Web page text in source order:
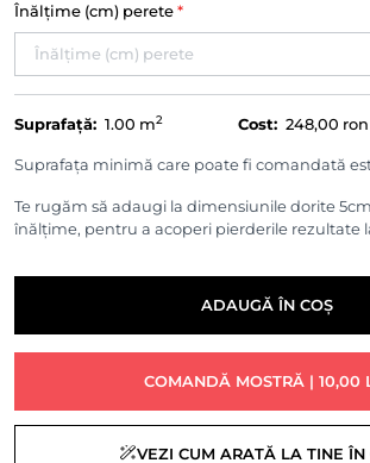
Înălțime (cm) perete *
Suprafață: 1.00 m2 Cost: 248,00 ron
Suprafața minimă care poate fi comandată
Te rugăm să adaugi la dimensiunile dorite
înălțime, pentru a acoperi pierderile rezultate
ADAUGĂ ÎN COȘ
COMANDĂ MOSTRĂ | 10,00
VEZI CUM ARATĂ LA TINE ÎN